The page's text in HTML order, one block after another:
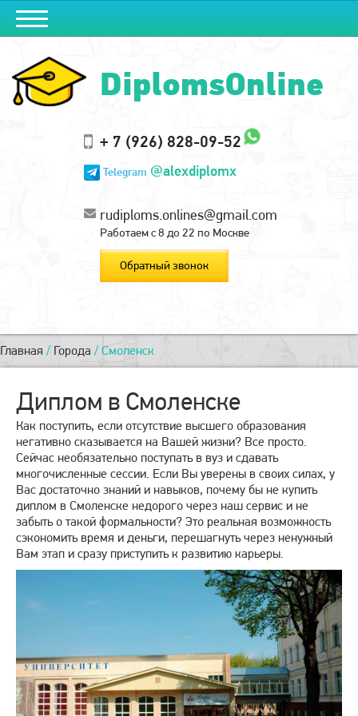
DiplomsOnline
+ 7 (926) 828-09-52
Telegram @alexdiplomx
rudiploms.onlines@gmail.com
Работаем с 8 до 22 по Москве
Обратный звонок
Главная / Города / Смоленск
Диплом в Смоленске
Как поступить, если отсутствие высшего образования
негативно сказывается на Вашей жизни? Все просто.
Сейчас необязательно поступать в вуз и сдавать
многочисленные сессии. Если Вы уверены в своих силах, у
Вас достаточно знаний и навыков, почему бы не купить
диплом в Смоленске недорого через наш сервис и не
забыть о такой формальности? Это реальная возможность
сэкономить время и деньги, перешагнуть через ненужный
Вам этап и сразу приступить к развитию карьеры.